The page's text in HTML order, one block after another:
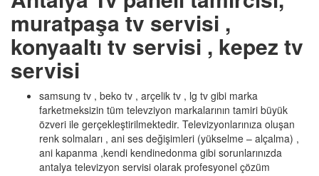
muratpaşa tv servisi ,
konyaaltı tv servisi , kepez tv
servisi
samsung tv , beko tv , arçelik tv , lg tv gibi marka
farketmeksizin tüm televziyon markalarının tamiri büyük
özveri ile gerçekleştirilmektedir. Televizyonlarınıza oluşan
renk solmaları , ani ses değişimleri (yükselme – alçalma) ,
ani kapanma ,kendi kendinedonma gibi sorunlarınızda
antalya televizyon servisi olarak profesyonel çözüm